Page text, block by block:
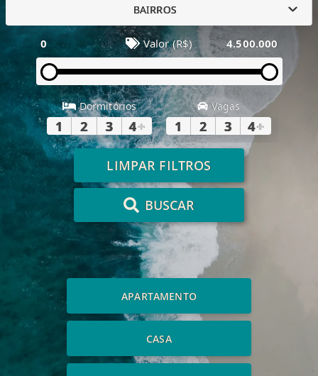
BAIRROS
0 Valor (R$) 4.500.000
Dormitórios
1 2 3 4+
Vagas
1 2 3 4+
LIMPAR FILTROS
BUSCAR
APARTAMENTO
CASA